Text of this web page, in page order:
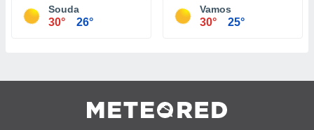
Souda
30° 26°
Vamos
30° 25°